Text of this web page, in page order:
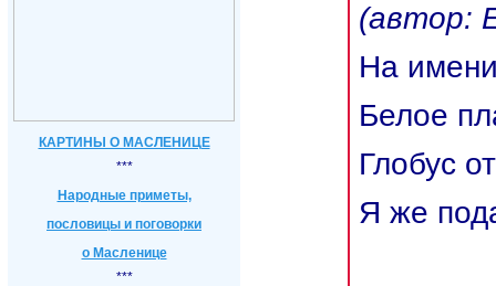
КАРТИНЫ О МАСЛЕНИЦЕ
***
Народные приметы,
пословицы и поговорки
о Масленице
***
(автор:
На
Белое
Глобус
Я же